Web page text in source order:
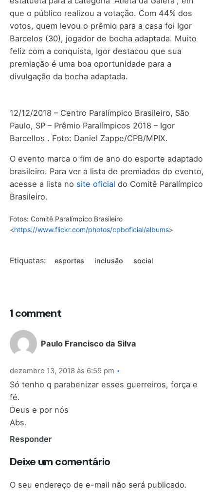
que o público realizou a votação. Com 44% dos
votos, quem levou o prêmio para a casa foi Igor
Barcelos (30), jogador de bocha adaptada. Muito
feliz com a conquista, Igor destacou que sua
premiação é uma boa oportunidade para a
divulgação da bocha adaptada.
12/12/2018 – Centro Paralímpico Brasileiro, São
Paulo, SP – Prêmio Paralímpicos 2018 – Igor
Barcellos . Foto: Daniel Zappe/CPB/MPIX.
O evento marca o fim de ano do esporte adaptado
brasileiro. Para ver a lista de premiados do evento,
acesse a lista no site oficial do Comitê Paralímpico
Brasileiro.
Fotos: Comitê Paralímpico Brasileiro
<https://www.flickr.com/photos/cpboficial/albums>
Etiquetas: esportes inclusão social
1 comment
Paulo Francisco da Silva
dezembro 13, 2018 às 6:59 pm
Só tenho q parabenizar esses guerreiros, força e
fé.
Deus e por nós
Abs.
Responder
Deixe um comentário
O seu endereço de e-mail não será publicado.